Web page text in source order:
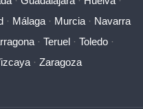
· Málaga· Murcia· Navarra
· Teruel· Toledo·
· Zaragoza